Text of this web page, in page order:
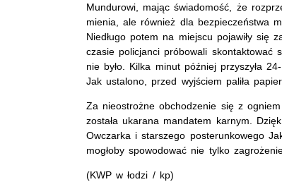
Mundurowi, mając świadomość, że
mienia, ale również dla bezpieczeństwa
Niedługo potem na miejscu pojawiły się
czasie policjanci próbowali skontaktować
nie było. Kilka minut później przyszyła
Jak ustalono, przed wyjściem paliła
Za nieostrożne obchodzenie się z
została ukarana mandatem karnym.
Owczarka i starszego posterunkowego
mogłoby spowodować nie tylko
(KWP w łodzi / kp)